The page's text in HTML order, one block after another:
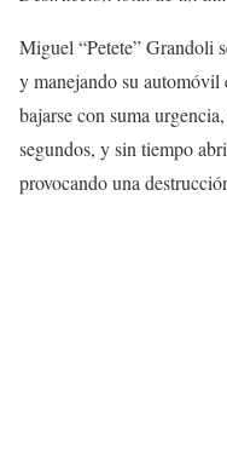
Miguel “Petete” Grandoli
y manejando su
bajarse con suma
segundos, y sin tiempo
provocando una